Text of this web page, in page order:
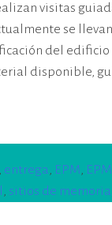
visitas
se
del
disponible,
, entrega, EPM,
, sitios de memoria